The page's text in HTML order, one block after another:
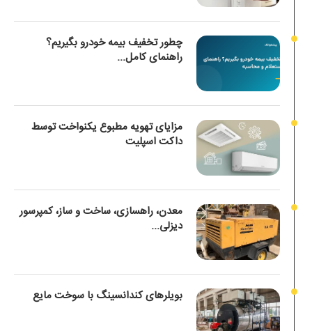
چطور تخفیف بیمه خودرو بگیریم؟
راهنمای کامل...
مزایای تهویه مطبوع یکنواخت توسط
داکت اسپلیت
معدن، راهسازی، ساخت و ساز، کمپرسور
دیزلی...
بویلرهای کندانسینگ با سوخت مایع